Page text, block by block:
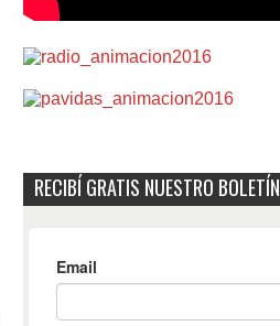
RECIBÍ GRATIS NUESTRO BOLETÍN